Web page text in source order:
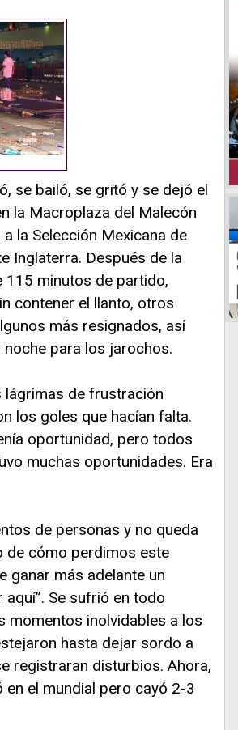
se bailó, se gritó y se dejó el
la Macroplaza del Malecón
la Selección Mexicana de
Inglaterra. Después de la
115 minutos de partido,
contener el llanto, otros
más resignados, así
noche para los jarochos.
lágrimas de frustración
los goles que hacían falta.
oportunidad, pero todos
muchas oportunidades. Era
de personas y no queda
de cómo perdimos este
ganar más adelante un
Se sufrió en todo
momentos inolvidables a los
hasta dejar sordo a
registraran disturbios. Ahora,
el mundial pero cayó 2-3